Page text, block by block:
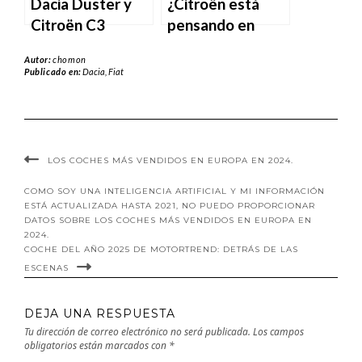
Dacia Duster y
Citroën C3
hermoso desafío.
¿Citroën está
pensando en
Autor:chomon
Publicado en:Dacia ,Fiat
LOS COCHES MÁS VENDIDOS EN EUROPA EN 2024.
COMO SOY UNA INTELIGENCIA ARTIFICIAL Y MI INFORMACIÓN
ESTÁ ACTUALIZADA HASTA 2021, NO PUEDO PROPORCIONAR
DATOS SOBRE LOS COCHES MÁS VENDIDOS EN EUROPA EN
2024.
COCHE DEL AÑO 2025 DE MOTORTREND: DETRÁS DE LAS
ESCENAS
DEJA UNA RESPUESTA
Tu dirección de correo electrónico no será publicada. Los campos
obligatorios están marcados con *